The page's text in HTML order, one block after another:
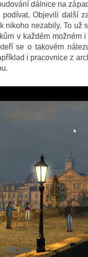
dálnice na
Objevili další
nikoho nezabily. To už
v každém možném
se o takovém
i pracovnice z